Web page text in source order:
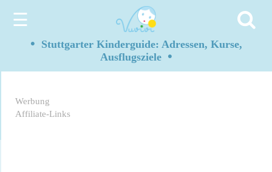
☰
• Stuttgarter Kinderguide: Adressen, Kurse,
Ausflugsziele •
Werbung
Affiliate-Links